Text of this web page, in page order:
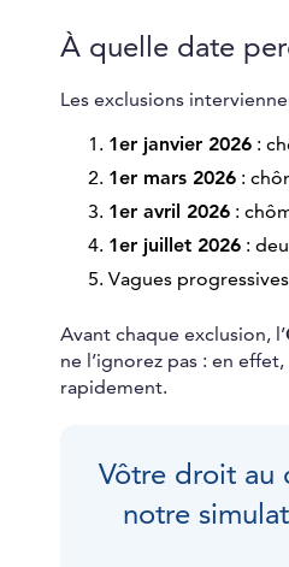
À quelle date
Les exclusions
1er janvier 2026 :
1er mars 2026 :
1er avril 2026 :
1er juillet 2026 :
Vagues
Avant chaque exclusion, l’
ne l’ignorez pas : en effet,
rapidement.
Vôtre droit au
notre